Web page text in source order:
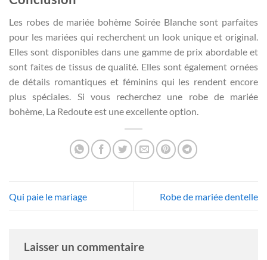
Les robes de mariée bohème Soirée Blanche sont parfaites
pour les mariées qui recherchent un look unique et original.
Elles sont disponibles dans une gamme de prix abordable et
sont faites de tissus de qualité. Elles sont également ornées
de détails romantiques et féminins qui les rendent encore
plus spéciales. Si vous recherchez une robe de mariée
bohème, La Redoute est une excellente option.
Qui paie le mariage Robe de mariée dentelle
Laisser un commentaire